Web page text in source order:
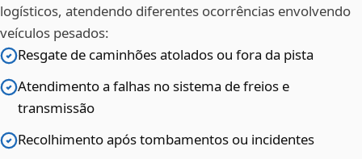
logísticos, atendendo diferentes ocorrências envolvendo
veículos pesados:
Resgate de caminhões atolados ou fora da pista
Atendimento a falhas no sistema de freios e
transmissão
Recolhimento após tombamentos ou incidentes